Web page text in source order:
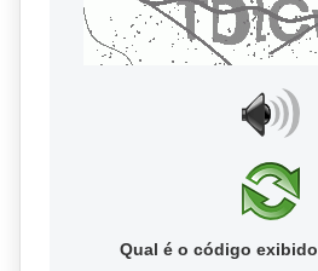
Qual é o código